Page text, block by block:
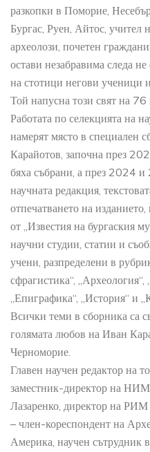
разкопки в Поморие,
Бургас, Руен, Айтос, учител
археолози, почетен
остави незабравима следа
на стотици негови ученици
Той напусна този свят на
Работата по селекцията на
намерят място в специален
Карайотов, започна през
бяха събрани, а през 2024
научната редакция,
отпечатването на
от „Известия на бургаския
научни студии, статии и
учени, разпределени в
сфрагистика“, „Археология“,
„Епиграфика“, „История“ и
Всички теми в сборника са
голямата любов на Иван
Черноморие.
Главен научен редактор на
заместник-директор на
Лазаренко, директор на
– член-кореспондент на
Америка, научен сътрудник